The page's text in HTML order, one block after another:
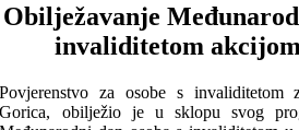
Obilježavanje
invaliditetom
Povjerenstvo za osobe s invaliditetom
Gorica, obilježio je u sklopu svog